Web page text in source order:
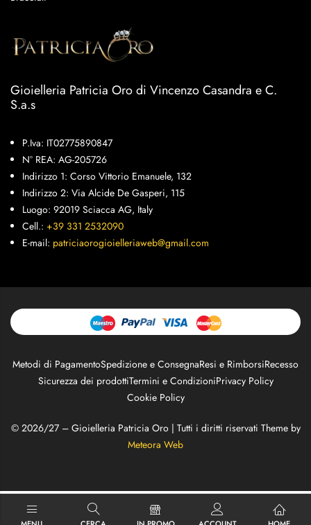
Gioielleria Patricia Oro di Vincenzo Casandra e C.
S.a.s
P.Iva: IT02775890847
N° REA: AG-205726
Indirizzo 1: Corso Vittorio Emanuele, 132
Indirizzo 2: Via Alcide De Gasperi, 115
Luogo: 92019 Sciacca AG, Italy
Cell.: +39 331 2532090
E-mail: patriciaorogioielleriaweb@gmail.com
Metodi di PagamentoSpedizione e ConsegnaResi e RimborsiRecesso
Sicurezza dei prodottiTermini e CondizioniPrivacy Policy
Cookie Policy
© 2026/27 – Gioielleria Patricia Oro | Tutti i diritti riservati Theme by
Meteora Web